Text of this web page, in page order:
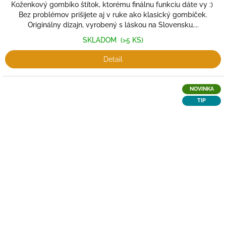
Koženkový gombíko štítok, ktorému finálnu funkciu dáte vy :)
Bez problémov prišijete aj v ruke ako klasický gombíček.
Originálny dizajn, vyrobený s láskou na Slovensku....
SKLADOM (>5 KS)
Detail
NOVINKA
TIP